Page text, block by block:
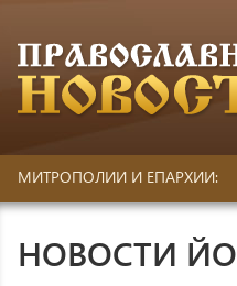
МИТРОПОЛИИ И ЕПАРХИИ:
НОВОСТИ